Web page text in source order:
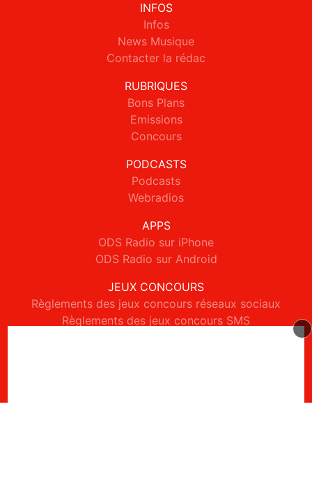
INFOS
Infos
News Musique
Contacter la rédac
RUBRIQUES
Bons Plans
Emissions
Concours
PODCASTS
Podcasts
Webradios
APPS
ODS Radio sur iPhone
ODS Radio sur Android
JEUX CONCOURS
Règlements des jeux concours réseaux sociaux
Règlements des jeux concours SMS